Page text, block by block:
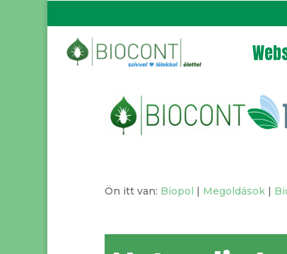
Ön itt van: Biopol | Megoldások|